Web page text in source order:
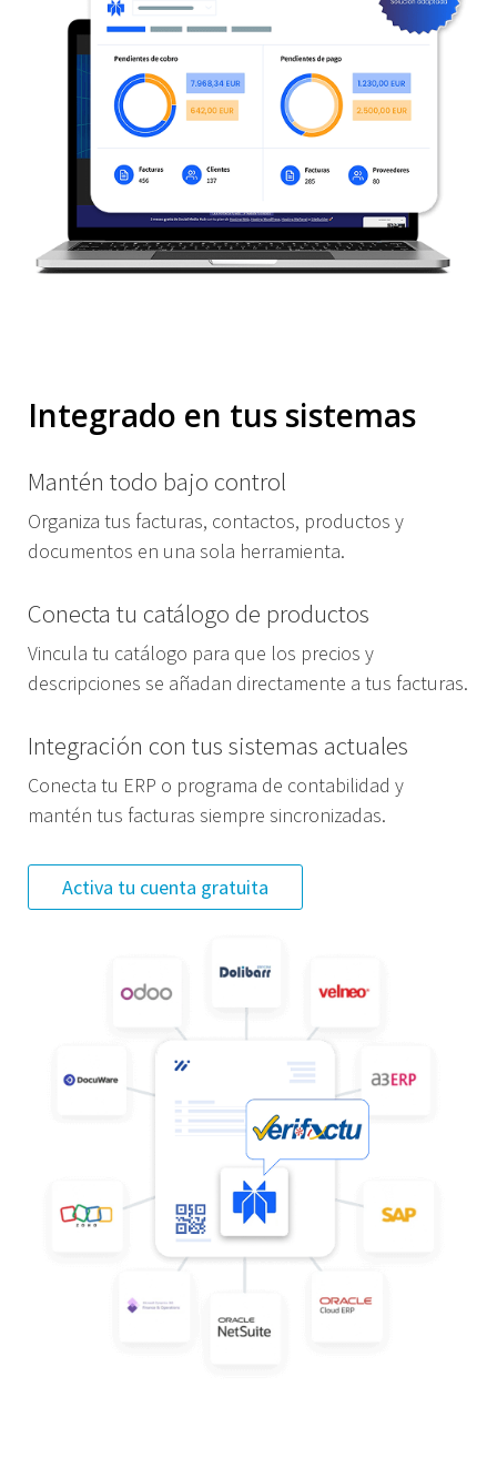
Integrado en tus sistemas
Mantén todo bajo control
Organiza tus facturas, contactos, productos y
documentos en una sola herramienta.
Conecta tu catálogo de productos
Vincula tu catálogo para que los precios y
descripciones se añadan directamente a tus facturas.
Integración con tus sistemas actuales
Conecta tu ERP o programa de contabilidad y
mantén tus facturas siempre sincronizadas.
Activa tu cuenta gratuita